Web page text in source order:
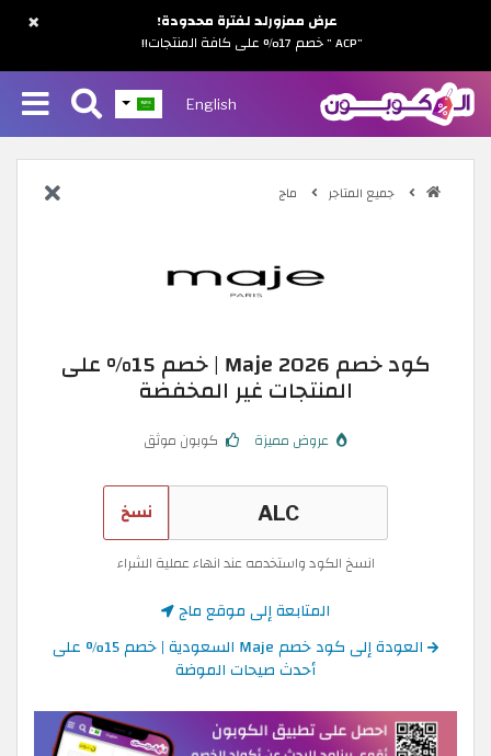
English
جميع المتاجر ماج
كود خصم Maje 2026 | خصم 15% على
المنتجات غير المخفضة
عروض مميزة كوبون موثق
نسخ
انسخ الكود واستخدمه عند انهاء عملية الشراء
المتابعة إلى موقع ماج
العودة إلى كود خصم Maje السعودية | خصم 15% على
أحدث صيحات الموضة
×
عرض ممزورلد لفترة محدودة!
"ACP " خصم 17% على كافة المنتجات!!